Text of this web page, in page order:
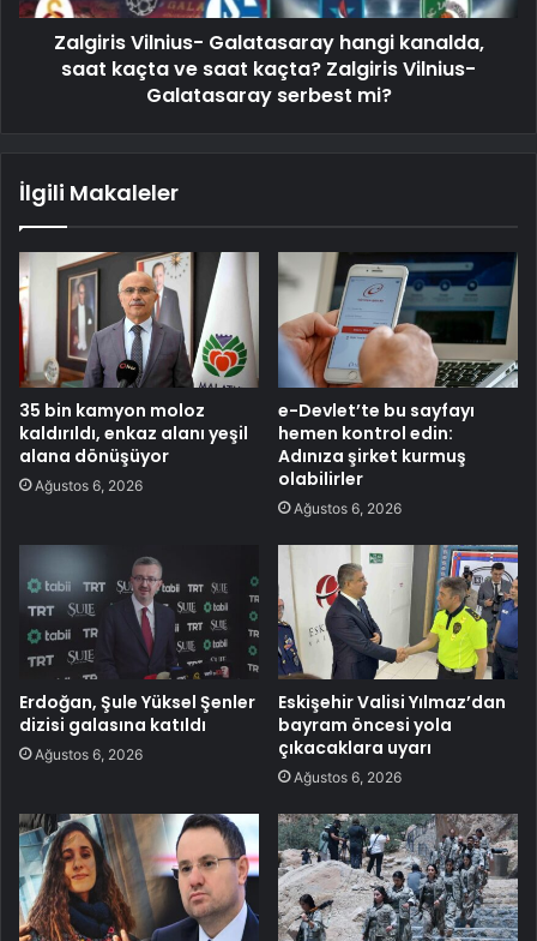
Zalgiris Vilnius- Galatasaray hangi kanalda,
saat kaçta ve saat kaçta? Zalgiris Vilnius-
Galatasaray serbest mi?
İlgili Makaleler
35 bin kamyon moloz
kaldırıldı, enkaz alanı yeşil
alana dönüşüyor
Ağustos 6, 2026
e-Devlet’te bu sayfayı
hemen kontrol edin:
Adınıza şirket kurmuş
olabilirler
Ağustos 6, 2026
Erdoğan, Şule Yüksel Şenler
dizisi galasına katıldı
Ağustos 6, 2026
Eskişehir Valisi Yılmaz’dan
bayram öncesi yola
çıkacaklara uyarı
Ağustos 6, 2026